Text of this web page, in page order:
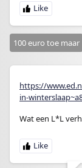
100 euro toe maar
https://
in-
Wat een L*L